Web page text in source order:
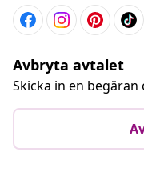
Avbryta avtalet
Skicka in en